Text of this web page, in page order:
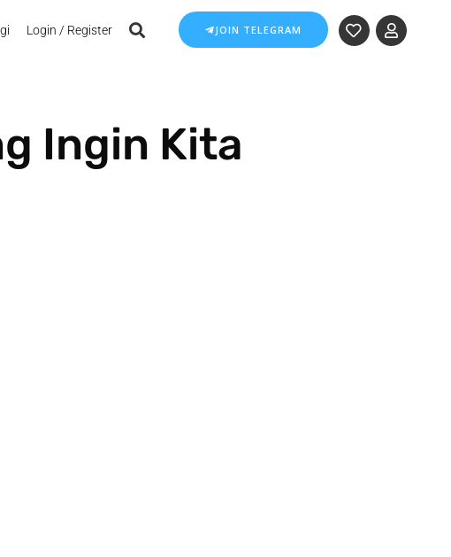
Login / Register JOIN TELEGRAM
Ingin Kita